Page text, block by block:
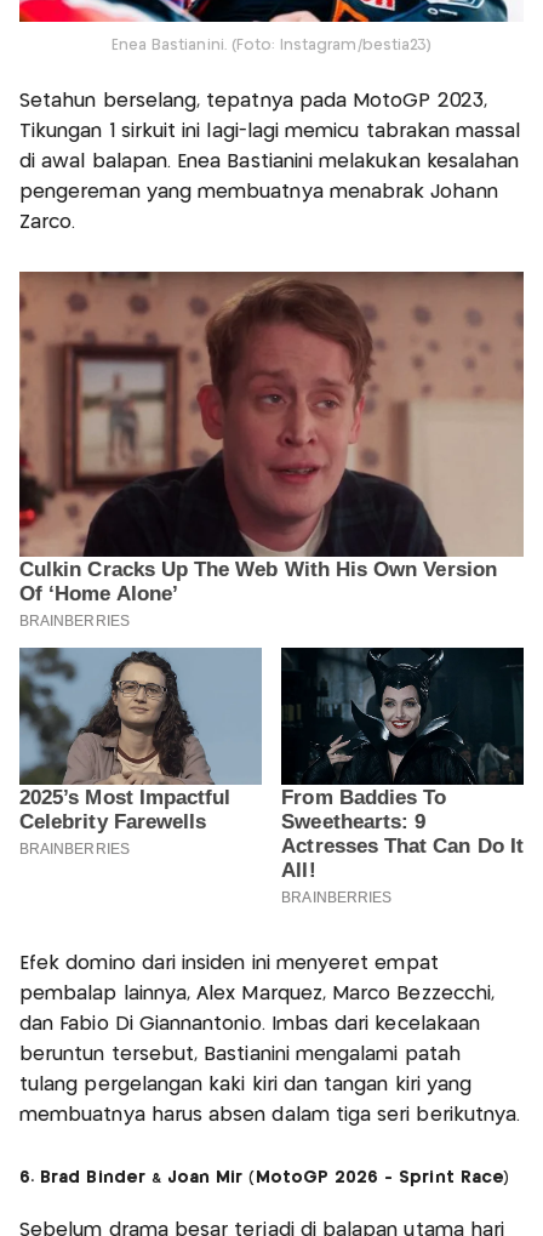
Enea Bastianini. (Foto: Instagram/bestia23)
Setahun berselang, tepatnya pada MotoGP 2023,
Tikungan 1 sirkuit ini lagi-lagi memicu tabrakan massal
di awal balapan. Enea Bastianini melakukan kesalahan
pengereman yang membuatnya menabrak Johann
Zarco.
Efek domino dari insiden ini menyeret empat
pembalap lainnya, Alex Marquez, Marco Bezzecchi,
dan Fabio Di Giannantonio. Imbas dari kecelakaan
beruntun tersebut, Bastianini mengalami patah
tulang pergelangan kaki kiri dan tangan kiri yang
membuatnya harus absen dalam tiga seri berikutnya.
6. Brad Binder & Joan Mir (MotoGP 2026 - Sprint Race)
Sebelum drama besar terjadi di balapan utama hari